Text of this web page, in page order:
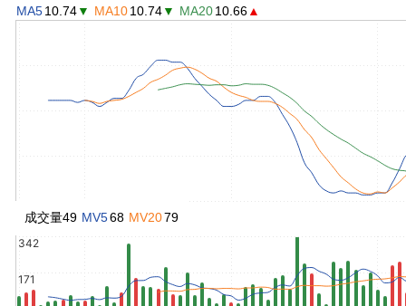
MA510.74▼ MA1010.74▼ MA2010.66▲
171
342
成交量49 MV568 MV2079